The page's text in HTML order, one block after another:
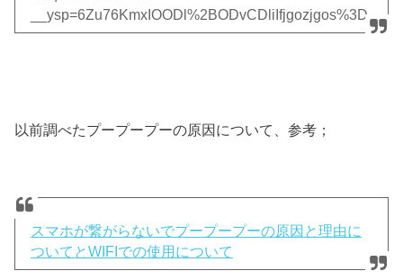
__ysp=6Zu76KmxIOODl%2BODvCDliIfjgozjgos%3D
以前調べたプープープーの原因について、参考；
スマホが繋がらないでプープープーの原因と理由に
ついてとWIFIでの使用について